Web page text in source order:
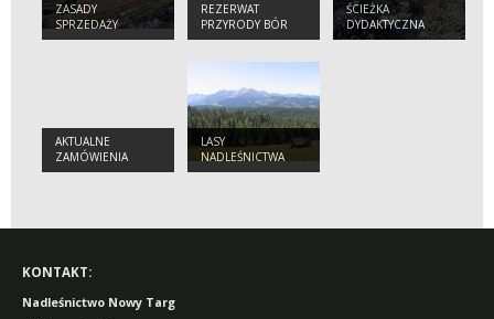
ZASADY
SPRZEDAŻY
DREWNA,
REZERWAT
PRZYRODY BÓR
NA CZERWONEM
ŚCIEŻKA
DYDAKTYCZNA
"BÓR NA
AKTUALNE
ZAMÓWIENIA
LASY
NADLEŚNICTWA
KONTAKT:
Nadleśnictwo Nowy Targ